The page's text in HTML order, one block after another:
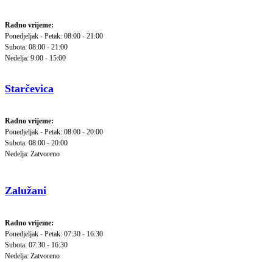
Radno vrijeme:
Ponedjeljak - Petak: 08:00 - 21:00
Subota: 08:00 - 21:00
Nedelja: 9:00 - 15:00
Starčevica
Radno vrijeme:
Ponedjeljak - Petak: 08:00 - 20:00
Subota: 08:00 - 20:00
Nedelja: Zatvoreno
Zalužani
Radno vrijeme:
Ponedjeljak - Petak: 07:30 - 16:30
Subota: 07:30 - 16:30
Nedelja: Zatvoreno